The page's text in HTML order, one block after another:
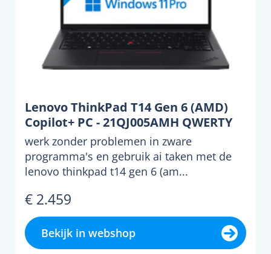
Lenovo ThinkPad T14 Gen 6 (AMD)
Copilot+ PC - 21QJ005AMH QWERTY
werk zonder problemen in zware
programma's en gebruik ai taken met de
lenovo thinkpad t14 gen 6 (am...
€ 2.459
Bekijk in webshop